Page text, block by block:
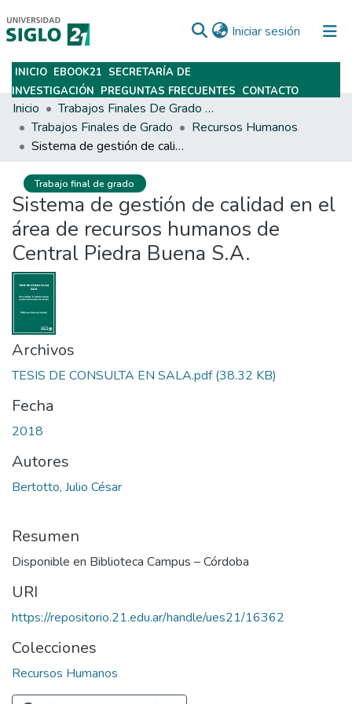
Iniciar sesión (current)
Subir
INICIO EBOOK21 SECRETARÍA DE
INVESTIGACIÓN PREGUNTAS FRECUENTES CONTACTO
Inicio
Trabajos Finales De Grado Y Posgrado
Trabajos Finales de Grado
Recursos Humanos
Sistema de gestión de calidad en el área de recursos humanos de Central Piedra Buena S.A.
Trabajo final de grado
Sistema de gestión de calidad en el
área de recursos humanos de
Central Piedra Buena S.A.
Archivos
TESIS DE CONSULTA EN SALA.pdf(38.32 KB)
Fecha
2018
Autores
Bertotto, Julio César
Resumen
Disponible en Biblioteca Campus – Córdoba
URI
https://repositorio.21.edu.ar/handle/ues21/16362
Colecciones
Recursos Humanos